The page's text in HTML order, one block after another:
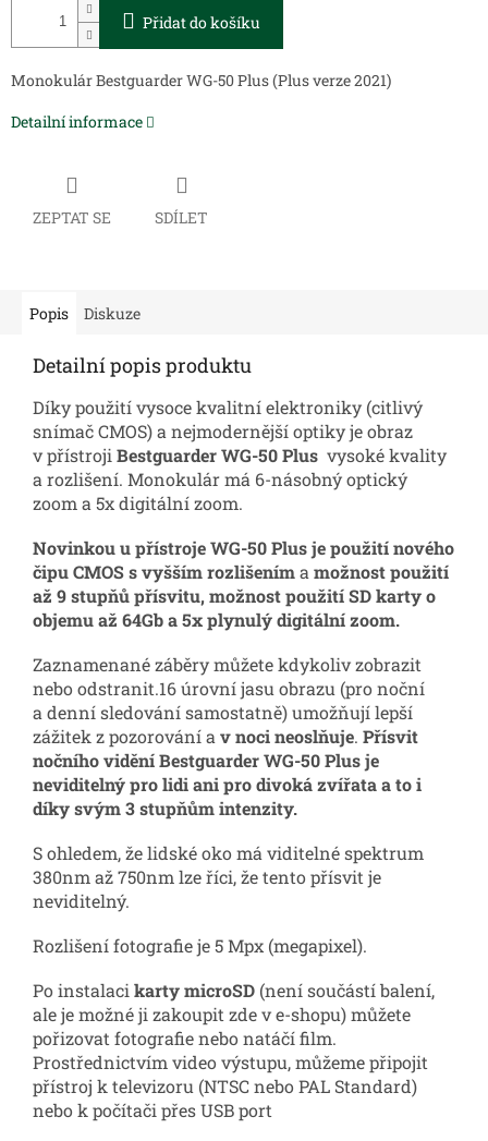
Přidat do košíku
Monokulár Bestguarder WG-50 Plus (Plus verze 2021)
Detailní informace
ZEPTAT SE SDÍLET
Popis Diskuze
Detailní popis produktu
Díky použití vysoce kvalitní elektroniky (citlivý
snímač CMOS) a nejmodernější optiky je obraz
v přístroji Bestguarder WG-50 Plus vysoké kvality
a rozlišení. Monokulár má 6-násobný optický
zoom a 5x digitální zoom.
Novinkou u přístroje WG-50 Plus je použití nového
čipu CMOS s vyšším rozlišeníma možnost použití
až 9 stupňů přísvitu, možnost použití SD karty o
objemu až 64Gb a 5x plynulý digitální zoom.
Zaznamenané záběry můžete kdykoliv zobrazit
nebo odstranit.16 úrovní jasu obrazu (pro noční
a denní sledování samostatně) umožňují lepší
zážitek z pozorování a v noci neoslňuje. Přísvit
nočního vidění Bestguarder WG-50 Plus je
neviditelný pro lidi ani pro divoká zvířata a to i
díky svým 3 stupňům intenzity.
S ohledem, že lidské oko má viditelné spektrum
380nm až 750nm lze říci, že tento přísvit je
neviditelný.
Rozlišení fotografie je 5 Mpx (megapixel).
Po instalaci karty microSD (není součástí balení,
ale je možné ji zakoupit zde v e-shopu) můžete
pořizovat fotografie nebo natáčí film.
Prostřednictvím video výstupu, můžeme připojit
přístroj k televizoru (NTSC nebo PAL Standard)
nebo k počítači přes USB port